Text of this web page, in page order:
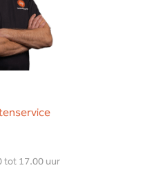
tot 17.00 uur